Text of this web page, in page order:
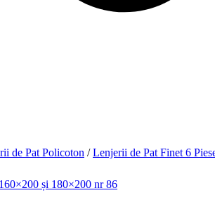
de Pat Policoton /Lenjerii de Pat Finet 6